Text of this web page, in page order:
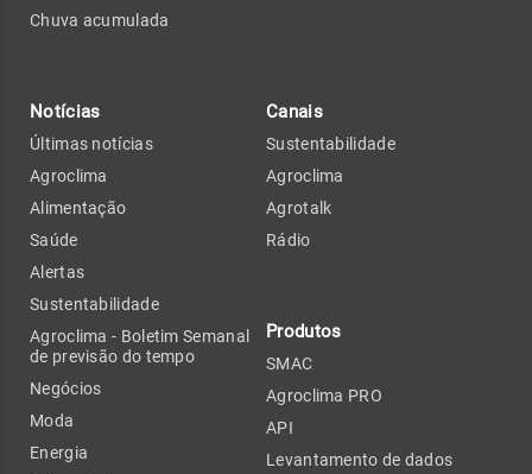
Chuva acumulada
Notícias
Últimas notícias
Agroclima
Alimentação
Saúde
Alertas
Sustentabilidade
Agroclima - Boletim Semanal
de previsão do tempo
Negócios
Moda
Energia
Canais
Sustentabilidade
Agroclima
Agrotalk
Rádio
Produtos
SMAC
Agroclima PRO
API
Levantamento de dados